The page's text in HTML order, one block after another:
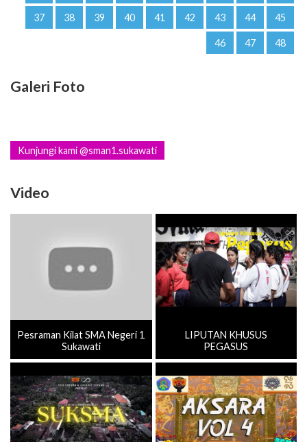
37 38 39 40 41 42 43 44 45
46 47 48
Galeri Foto
Kunjungi kami @sman1.sukawati
Video
Pesraman Kilat SMA Negeri 1
Sukawati
LIPUTAN KHUSUS
PEGASUS